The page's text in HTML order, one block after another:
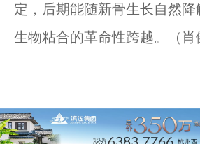
定，后期能随新骨生长自然
生物粘合的革命性跨越。（肖